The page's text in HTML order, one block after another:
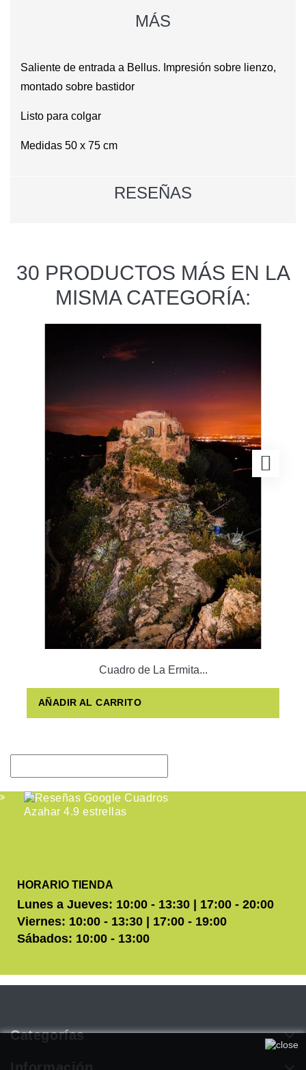
MÁS
Saliente de entrada a Bellus. Impresión sobre lienzo,
montado sobre bastidor
Listo para colgar
Medidas 50 x 75 cm
RESEÑAS
30 PRODUCTOS MÁS EN LA
MISMA CATEGORÍA:
Cuadro de La Ermita...
AÑADIR AL CARRITO
HORARIO TIENDA
Lunes a Jueves: 10:00 - 13:30 | 17:00 - 20:00
Viernes: 10:00 - 13:30 | 17:00 - 19:00
Sábados: 10:00 - 13:00
Categorías
Utilizamos cookies propias y de terceros para mejorar
nuestros servicios. Si continúa navegando, consideramos que